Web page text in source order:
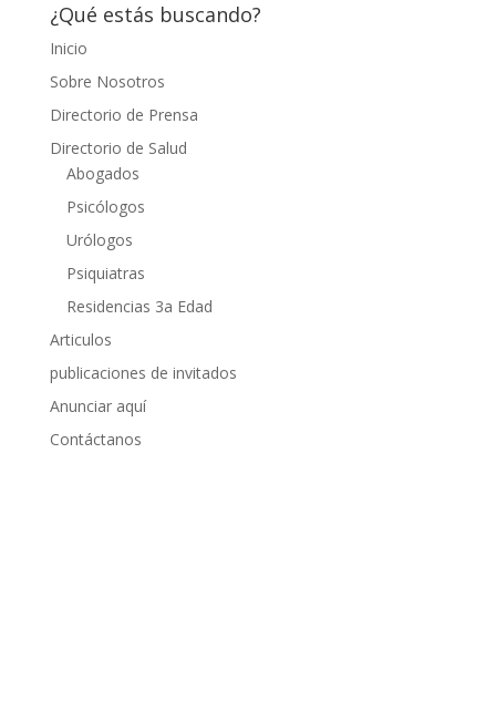
¿Qué estás buscando?
Inicio
Sobre Nosotros
Directorio de Prensa
Directorio de Salud
Abogados
Psicólogos
Urólogos
Psiquiatras
Residencias 3a Edad
Articulos
publicaciones de invitados
Anunciar aquí
Contáctanos